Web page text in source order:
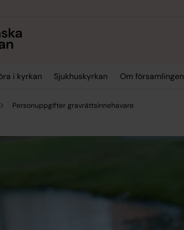
i kyrkan Sjukhuskyrkan Om församlingen
Personuppgifter gravrättsinnehavare